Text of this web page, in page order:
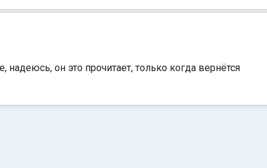
он это прочитает, только когда вернётся